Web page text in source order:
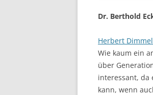
Dr. Berthold
Herbert Dimmel
Wie kaum ein
über
interessant, da
kann, wenn